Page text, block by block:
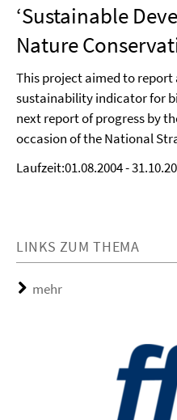
‘Sustainable
Nature
This project aimed to report
sustainability indicator for
next report of progress by
occasion of the National
Laufzeit:01.08.2004 -
LINKS ZUM THEMA
mehr